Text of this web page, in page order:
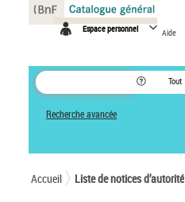
Espace personnel Aide
Tout
Recherche avancée
Accueil Liste de notices d’autorité
Panneau de gestion des cookies